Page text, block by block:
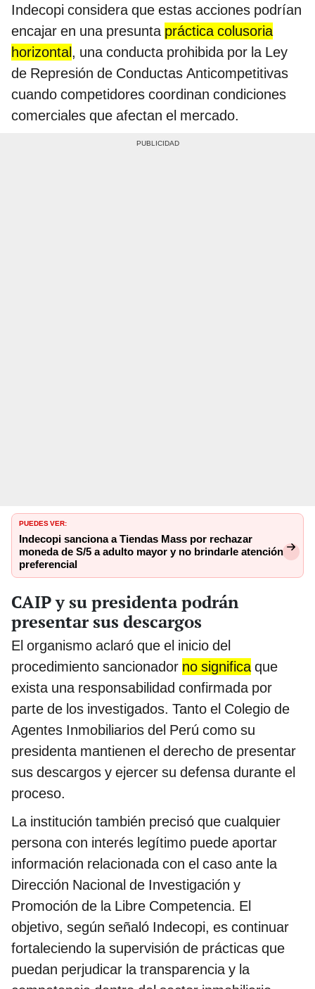
Indecopi considera que estas acciones podrían
encajar en una presunta práctica colusoria
horizontal, una conducta prohibida por la Ley
de Represión de Conductas Anticompetitivas
cuando competidores coordinan condiciones
comerciales que afectan el mercado.
PUEDES VER:
Indecopi sanciona a Tiendas Mass por rechazar
moneda de S/5 a adulto mayor y no brindarle atención
preferencial
CAIP y su presidenta podrán
presentar sus descargos
El organismo aclaró que el inicio del
procedimiento sancionador no significaque
exista una responsabilidad confirmada por
parte de los investigados. Tanto el Colegio de
Agentes Inmobiliarios del Perú como su
presidenta mantienen el derecho de presentar
sus descargos y ejercer su defensa durante el
proceso.
La institución también precisó que cualquier
persona con interés legítimo puede aportar
información relacionada con el caso ante la
Dirección Nacional de Investigación y
Promoción de la Libre Competencia. El
objetivo, según señaló Indecopi, es continuar
fortaleciendo la supervisión de prácticas que
puedan perjudicar la transparencia y la